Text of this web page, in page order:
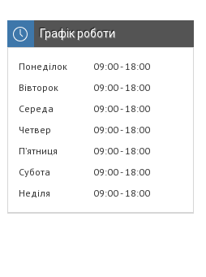
Графік роботи
Понеділок 09:00 18:00
Вівторок
09:00 18:00
Середа
09:00 18:00
Четвер
09:00 18:00
Пʼятниця
09:00 18:00
Субота
09:00 18:00
Неділя
09:00 18:00